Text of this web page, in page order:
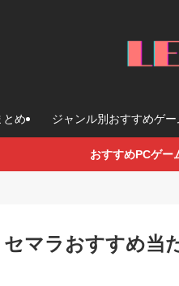
とめ ジャンル別おすすめゲー
おすすめPCゲ
セマラおすすめ当